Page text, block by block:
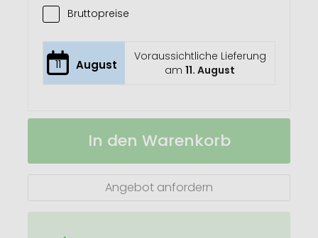
Bruttopreise
11 August
Voraussichtliche Lieferung
am11. August
Sonnenblende
Auf
In den Warenkorb
Angebot anfordern